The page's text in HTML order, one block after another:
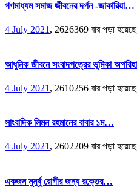
গণমাধ্যম সমাজ জীবনের দর্পন -জাকারিয়া…
4 July 2021 , 2626369 বার পড়া
আধুনিক জীবনে সংবাদপত্রের ভূমিকা
4 July 2021 , 2610256 বার পড়া
সাংবাদিক লিমন রহমানের বাবার ১ম…
4 July 2021, 2602209 বার পড়া
একজন মুমূর্ষু রোগীর জন্য রক্তের…